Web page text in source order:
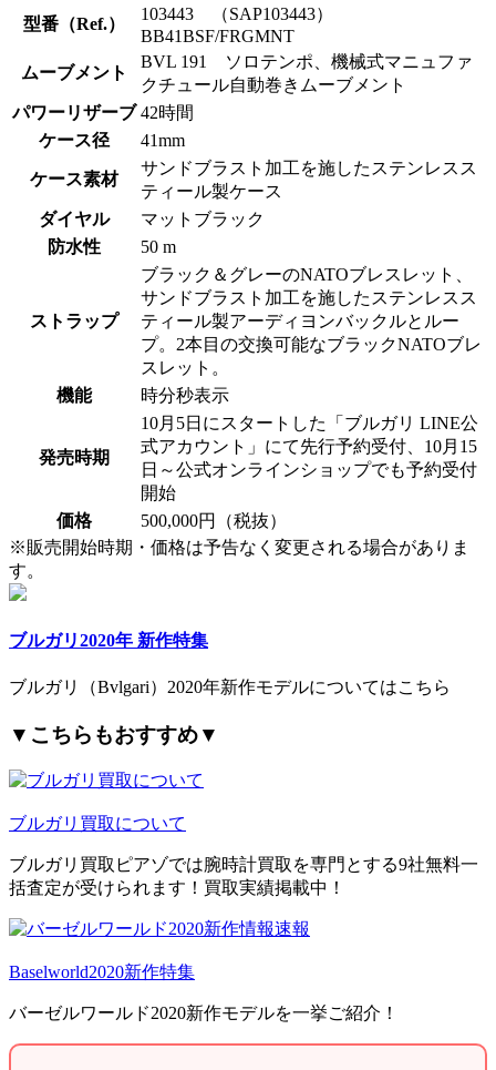
型番（Ref.）
103443 （SAP103443）
BB41BSF/FRGMNT
ムーブメント
BVL 191 ソロテンポ、機械式マニュファ
クチュール自動巻きムーブメント
パワーリザーブ 42時間
ケース径
41mm
ケース素材
サンドブラスト加工を施したステンレスス
ティール製ケース
ダイヤル
マットブラック
防水性
50 m
ストラップ
ブラック＆グレーのNATOブレスレット、
サンドブラスト加工を施したステンレスス
ティール製アーディヨンバックルとルー
プ。2本目の交換可能なブラックNATOブレ
スレット。
機能
時分秒表示
発売時期
10月5日にスタートした「ブルガリ LINE公
式アカウント」にて先行予約受付、10月15
日～公式オンラインショップでも予約受付
開始
価格
500,000円（税抜）
※販売開始時期・価格は予告なく変更される場合がありま
す。
ブルガリ2020年 新作特集
ブルガリ（Bvlgari）2020年新作モデルについてはこちら
▼こちらもおすすめ▼
ブルガリ買取について
ブルガリ買取ピアゾでは腕時計買取を専門とする9社無料一
括査定が受けられます！買取実績掲載中！
Baselworld2020新作特集
バーゼルワールド2020新作モデルを一挙ご紹介！